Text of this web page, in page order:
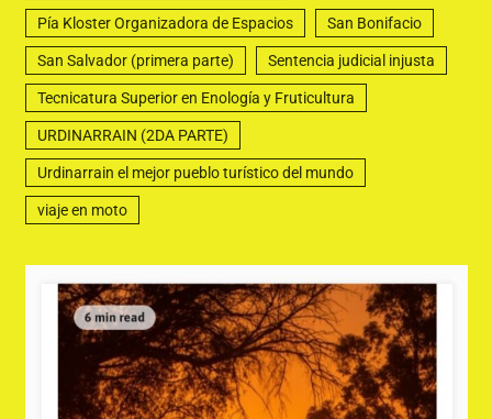
Pía Kloster Organizadora de Espacios San Bonifacio
San Salvador (primera parte) Sentencia judicial injusta
Tecnicatura Superior en Enología y Fruticultura
URDINARRAIN (2DA PARTE)
Urdinarrain el mejor pueblo turístico del mundo
viaje en moto